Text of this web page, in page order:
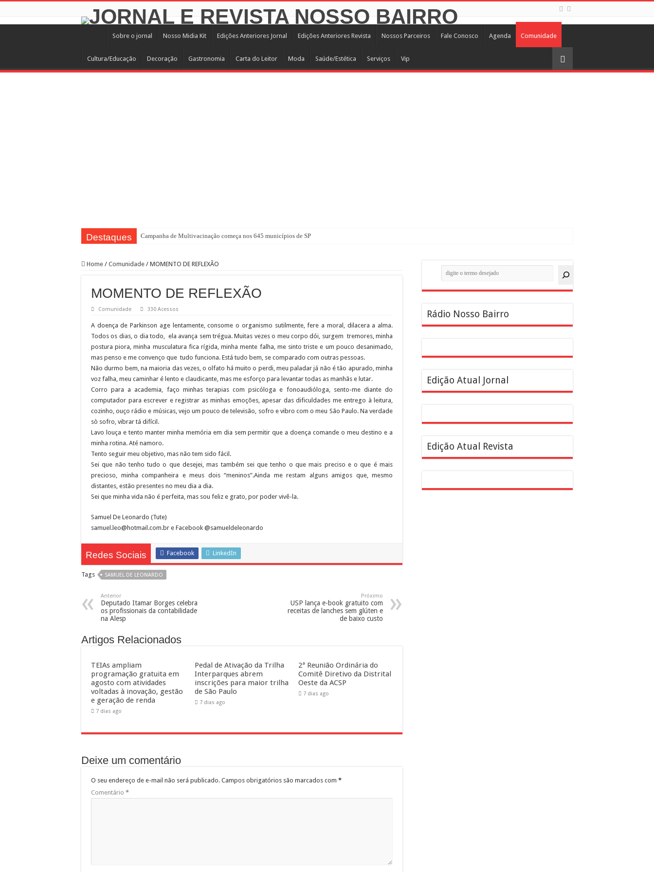
Sobre o jornal Nosso Midia Kit Edições Anteriores Jornal Edições Anteriores Revista Nossos Parceiros Fale Conosco Agenda Comunidade
Cultura/Educação Decoração Gastronomia Carta do Leitor Moda Saúde/Estética Serviços Vip
Destaques Campanha de Multivacinação começa nos 645 municípios de SP
Pedal de Ativação da Trilha Interparques abrem inscrições para maior trilha de São Paulo
2ª Reunião Ordinária do Comitê Diretivo da Distrital Oeste da ACSP
Sobrou pizza? Guardar na caixa dentro da geladeira pode ser um erro, veja o jeito certo
12 plataformas de apoio à aprendizagem usadas por estudantes da rede estadual SP
9ª Semana Municipal da Primeira Infância
Representantes de bairros apresentam demandas de zeladoria na Casa Civil
Home / Comunidade / MOMENTO DE REFLEXÃO
MOMENTO DE REFLEXÃO
Comunidade 330 Acessos
A doença de Parkinson age lentamente, consome o organismo sutilmente, fere a moral, dilacera a alma.
Todos os dias, o dia todo, ela avança sem trégua. Muitas vezes o meu corpo dói, surgem tremores, minha
postura piora, minha musculatura fica rígida, minha mente falha, me sinto triste e um pouco desanimado,
mas penso e me convenço que tudo funciona. Está tudo bem, se comparado com outras pessoas.
Não durmo bem, na maioria das vezes, o olfato há muito o perdi, meu paladar já não é tão apurado, minha
voz falha, meu caminhar é lento e claudicante, mas me esforço para levantar todas as manhãs e lutar.
Corro para a academia, faço minhas terapias com psicóloga e fonoaudióloga, sento-me diante do
computador para escrever e registrar as minhas emoções, apesar das dificuldades me entrego à leitura,
cozinho, ouço rádio e músicas, vejo um pouco de televisão, sofro e vibro com o meu São Paulo. Na verdade
sò sofro, vibrar tá difícil.
Lavo louça e tento manter minha memória em dia sem permitir que a doença comande o meu destino e a
minha rotina. Até namoro.
Tento seguir meu objetivo, mas não tem sido fácil.
Sei que não tenho tudo o que desejei, mas também sei que tenho o que mais preciso e o que é mais
precioso, minha companheira e meus dois “meninos”.Ainda me restam alguns amigos que, mesmo
distantes, estão presentes no meu dia a dia.
Sei que minha vida não é perfeita, mas sou feliz e grato, por poder vivê-la.
Samuel De Leonardo (Tute)
samuel.leo@hotmail.com.br e Facebook @samueldeleonardo
Redes Sociais Facebook LinkedIn
Tags SAMUEL DE LEONARDO
Anterior
Deputado Itamar Borges celebra
os profissionais da contabilidade
na Alesp
Próximo
USP lança e-book gratuito com
receitas de lanches sem glúten e
de baixo custo
Artigos Relacionados
TEIAs ampliam
programação gratuita em
agosto com atividades
voltadas à inovação, gestão
e geração de renda
7 dias ago
Pedal de Ativação da Trilha
Interparques abrem
inscrições para maior trilha
de São Paulo
7 dias ago
2ª Reunião Ordinária do
Comitê Diretivo da Distrital
Oeste da ACSP
7 dias ago
Deixe um comentário
O seu endereço de e-mail não será publicado. Campos obrigatórios são marcados com *
Comentário *
Pesquisar
Rádio Nosso Bairro
Edição Atual Jornal
Edição Atual Revista